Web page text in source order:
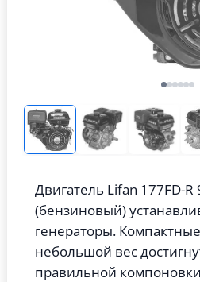
Двигатель Lifan 177FD-R
(бензиновый)
генераторы.
небольшой вес
правильной